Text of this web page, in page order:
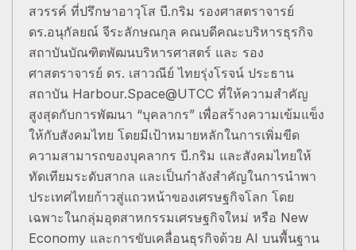
สวรรค์ ที่ปรึกษาอาวุโส บี.กริม รองศาสตราจารย์
ดร.อนุกัลยณ์ จีระลักษณกุล คณบดีคณะบริหารธุรกิจ
สถาบันบัณฑิตพัฒนบริหารศาสตร์ และ รอง
ศาสตราจารย์ ดร. เสาวณีย์ ไทยรุ่งโรจน์ ประธาน
สถาบัน Harbour.Space@UTCC ที่ให้ความสำคัญ
สูงสุดกับการพัฒนา “บุคลากร” เพื่อสร้างความเข้มแข็ง
ให้กับสังคมไทย โดยมีเป้าหมายหลักในการเพิ่มขีด
ความสามารถของบุคลากร บี.กริม และสังคมไทยให้
ทัดเทียมระดับสากล และเป็นกำลังสำคัญในการนำพา
ประเทศไทยก้าวสู่แถวหน้าของเศรษฐกิจโลก โดย
เฉพาะในกลุ่มอุตสาหกรรมเศรษฐกิจใหม่ หรือ New
Economy และการขับเคลื่อนธุรกิจด้วย AI บนพื้นฐาน